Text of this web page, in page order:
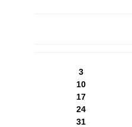
3
10
17
24
31